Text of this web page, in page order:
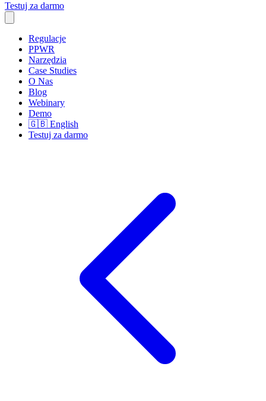
Testuj za darmo
Regulacje
PPWR
Narzędzia
Case Studies
O Nas
Blog
Webinary
Demo
🇬🇧 English
Testuj za darmo